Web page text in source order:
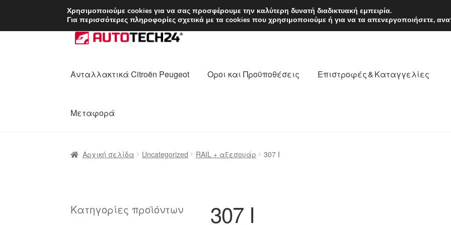
ΑΠΟΣΤΟΛΗ από 7 EUR Δευτέρα-Παρ.
Απευθείας
μετάβαση
πλοήγηση
Μετάβαση
σε
Ανταλλακτικά Citroën Peugeot Οροι και Προϋποθέσεις Επιστροφές & Καταγγελίες
Μεταφορά
Αρχική σελίδα Uncategorized RAIL + αξεσουάρ 307 Ι
307 Ι
Κατηγορίες προϊόντων
Χρησιμοποιούμε cookies για να σας προσφέρουμε την καλύτερη δυνατή διαδικτυακή εμπειρία.
Για περισσότερες πληροφορίες σχετικά με τα cookies που χρησιμοποιούμε ή για να τα απενεργοποιήσετε,